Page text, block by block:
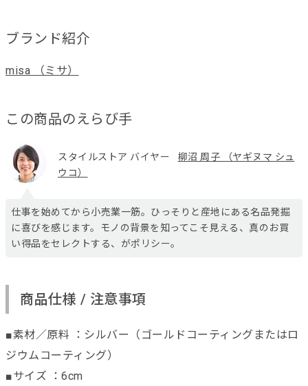
ブランド紹介
misa （ミサ）
この商品のえらび手
スタイルストア バイヤー
柳沼 周子 （ヤギヌマ シュ
ウコ）
仕事を始めてから小売業一筋。ひっそりと産地にある名品発掘
に喜びを感じます。モノの背景を知ってこそ見える、真のお買
い得品をセレクトする、がポリシー。
商品仕様 / 注意事項
■素材／原料 ：シルバー（ゴールドコーティングまたはロ
ジウムコーティング）
■サイズ ：6cm